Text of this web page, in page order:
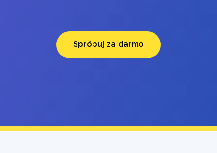
Spróbuj za darmo